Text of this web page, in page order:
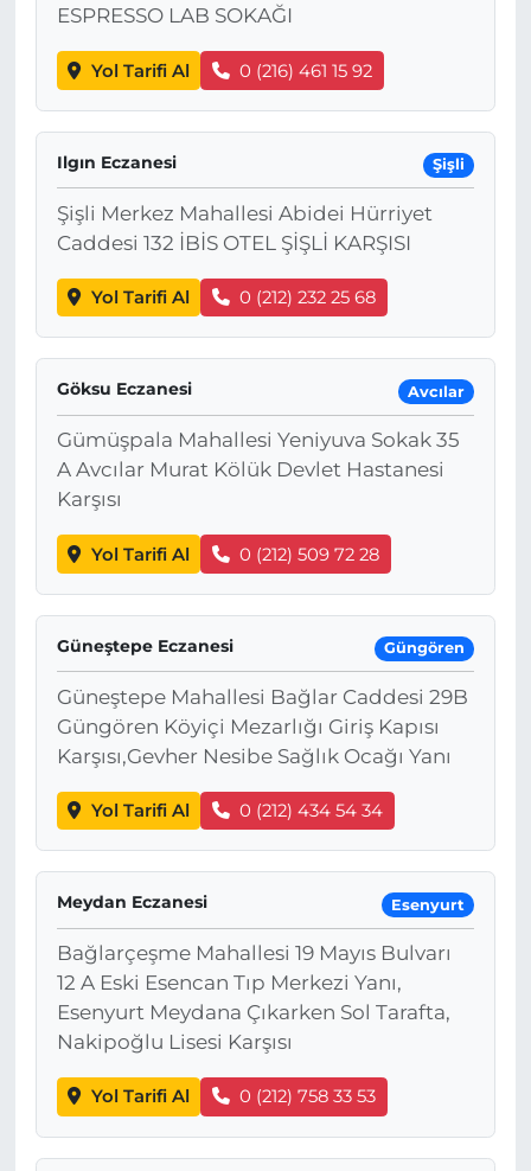
ESPRESSO LAB SOKAĞI
Yol Tarifi Al 0 (216) 461 15 92
Ilgın Eczanesi Şişli
Şişli Merkez Mahallesi Abidei Hürriyet
Caddesi 132 İBİS OTEL ŞİŞLİ KARŞISI
Yol Tarifi Al 0 (212) 232 25 68
Göksu Eczanesi Avcılar
Gümüşpala Mahallesi Yeniyuva Sokak 35
A Avcılar Murat Kölük Devlet Hastanesi
Karşısı
Yol Tarifi Al 0 (212) 509 72 28
Güneştepe Eczanesi Güngören
Güneştepe Mahallesi Bağlar Caddesi 29B
Güngören Köyiçi Mezarlığı Giriş Kapısı
Karşısı,Gevher Nesibe Sağlık Ocağı Yanı
Yol Tarifi Al 0 (212) 434 54 34
Meydan Eczanesi Esenyurt
Bağlarçeşme Mahallesi 19 Mayıs Bulvarı
12 A Eski Esencan Tıp Merkezi Yanı,
Esenyurt Meydana Çıkarken Sol Tarafta,
Nakipoğlu Lisesi Karşısı
Yol Tarifi Al 0 (212) 758 33 53